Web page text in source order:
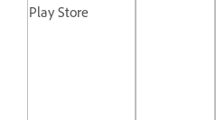
Play Store